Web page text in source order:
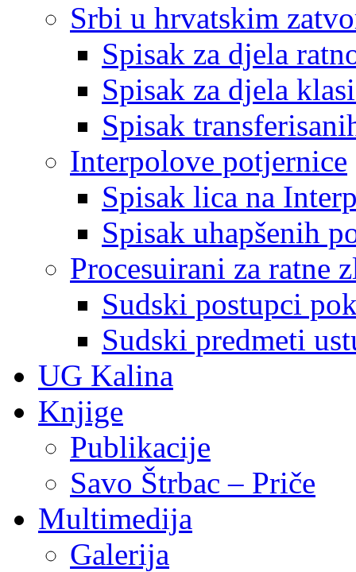
Srbi u hrvatskim
Spisak za djela
Spisak za djela
Spisak
Interpolove potjernice
Spisak lica na
Spisak uhapšenih
Procesuirani za ratne
Sudski postupci
Sudski predmeti
UG Kalina
Knjige
Publikacije
Savo Štrbac – Priče
Multimedija
Galerija